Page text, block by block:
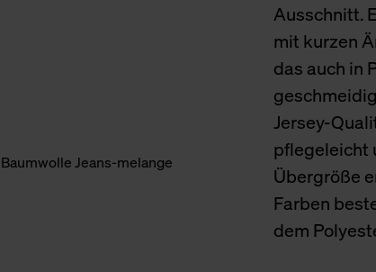
Ausschnitt.
mit kurzen
das auch in
Jersey-
pflegeleicht
Übergröße
Farben
dem